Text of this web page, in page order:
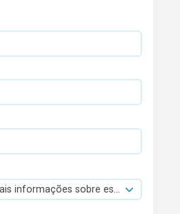
informações sobre esta viatura.